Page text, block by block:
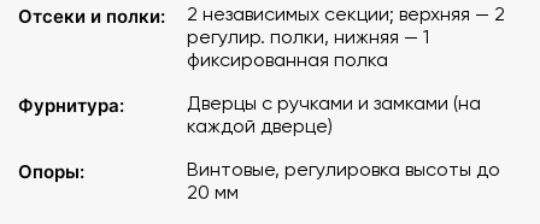
Отсеки и полки:
2 независимых секции; верхняя — 2
регулир. полки, нижняя — 1
фиксированная полка
Фурнитура:
Дверцы с ручками и замками (на
каждой дверце)
Опоры:
Винтовые, регулировка высоты до
20 мм